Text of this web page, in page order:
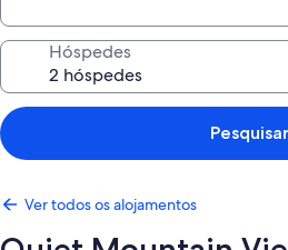
Hóspedes
Pesquisar
Ver todos os alojamentos